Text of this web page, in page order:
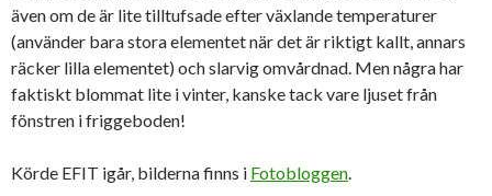
även om de är lite tilltufsade efter växlande temperaturer
(använder bara stora elementet när det är riktigt kallt, annars
räcker lilla elementet) och slarvig omvårdnad. Men några har
faktiskt blommat lite i vinter, kanske tack vare ljuset från
fönstren i friggeboden!
Körde EFIT igår, bilderna finns i Fotobloggen.